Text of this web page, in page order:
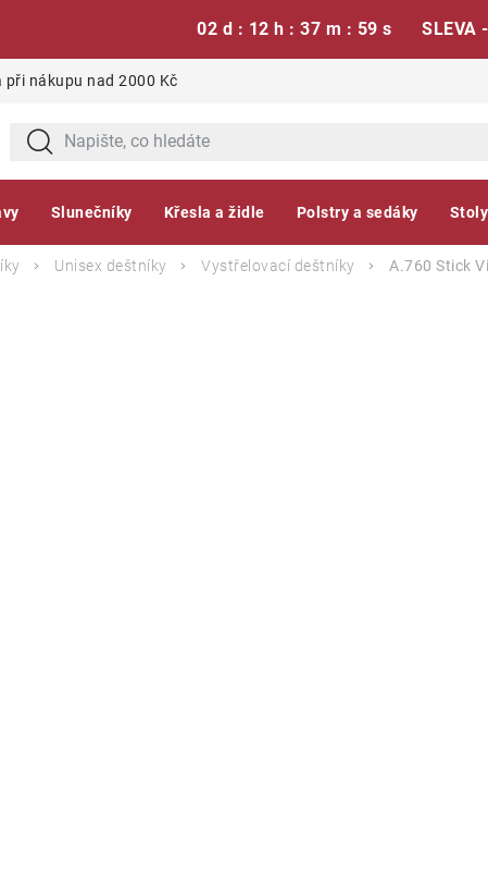
02 d : 12 h : 37 m : 58 s SLEVA
při nákupu nad 2000 Kč
Slunečníky Křesla a židle Polstry a sedáky Stoly
Unisex deštníky Vystřelovací deštníky A.760 Stick